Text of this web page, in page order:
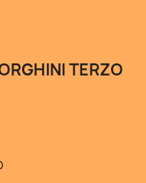
TERZO